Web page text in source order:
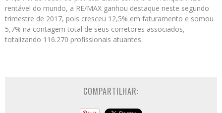
rentável do mundo, a RE/MAX ganhou destaque neste segundo
trimestre de 2017, pois cresceu 12,5% em faturamento e somou
5,7% na contagem total de seus corretores associados,
totalizando 116.270 profissionais atuantes.
COMPARTILHAR: